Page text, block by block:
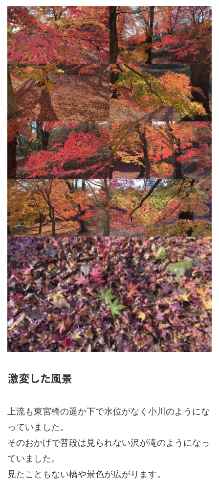
激変した風景
上流も東宮橋の遥か下で水位がなく小川のようにな
っていました。
そのおかげで普段は見られない沢が滝のようになっ
ていました。
見たこともない橋や景色が広がります。